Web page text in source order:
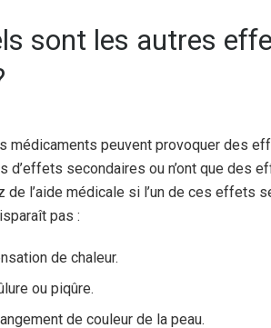
sont les autres
médicaments peuvent provoquer des
d’effets secondaires ou n’ont que
de l’aide médicale si l’un de ces effets
pas :
de chaleur.
ou piqûre.
de couleur de la peau.